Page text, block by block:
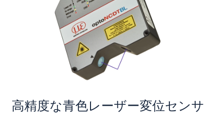
高精度な青色レーザー変位センサ